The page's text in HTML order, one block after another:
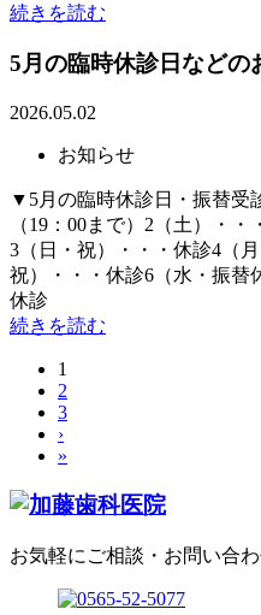
続きを読む
5月の臨時休診日などの
2026.05.02
お知らせ
▼5月の臨時休診日・振替受
（19：00まで）2（土）・・
3（日・祝）・・・休診4（
祝）・・・休診6（水・振替
休診
続きを読む
1
2
3
›
»
お気軽にご相談・お問い合